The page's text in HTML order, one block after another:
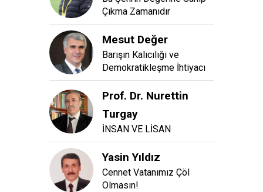
Çıkma Zamanıdır
Mesut Değer
Barışın Kalıcılığı ve
Demokratikleşme İhtiyacı
Prof. Dr. Nurettin
Turgay
İNSAN VE LİSAN
Yasin Yıldız
Cennet Vatanımız Çöl
Olmasın!